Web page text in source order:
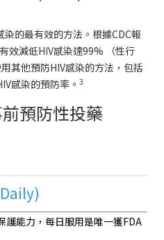
的最有效的方法。根據CDC報
效減低HIV感染達99% （性行
其他預防HIV感染的方法，包括
感染的預防率。 3
預防性投藥
護能力，每日服用是唯一獲FDA